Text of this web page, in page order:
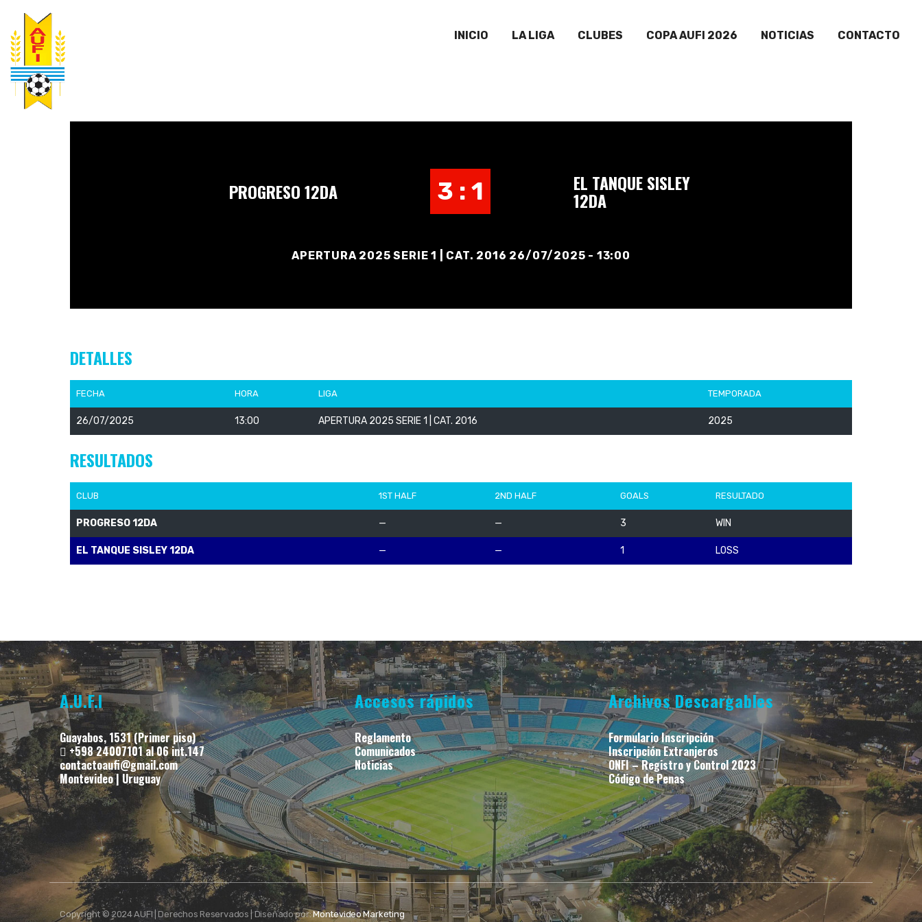
INICIO LA LIGA CLUBES COPA AUFI 2026 NOTICIAS CONTACTO
PROGRESO 12DA 3 : 1 EL TANQUE SISLEY
12DA
APERTURA 2025 SERIE 1 | CAT. 2016 26/07/2025 - 13:00
DETALLES
FECHA HORA LIGA TEMPORADA
26/07/2025 13:00 APERTURA 2025 SERIE 1 | CAT. 2016 2025
RESULTADOS
CLUB 1ST HALF 2ND HALF GOALS RESULTADO
PROGRESO 12DA — — 3 WIN
EL TANQUE SISLEY 12DA — — 1 LOSS
A.U.F.I
Guayabos, 1531 (Primer piso)
+598 24007101 al 06 int.147
contactoaufi@gmail.com
Montevideo | Uruguay
Accesos rápidos
Reglamento
Comunicados
Noticias
Archivos Descargables
Formulario Inscripción
Inscripción Extranjeros
ONFI – Registro y Control 2023
Código de Penas
Copyright © 2024 AUFI | Derechos Reservados | Diseñado por:Montevideo Marketing